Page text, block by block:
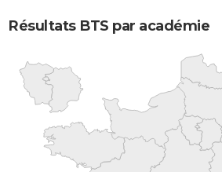
Résultats BTS par académie